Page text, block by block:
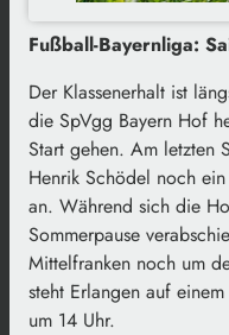
Fußball-Bayernliga:
Der Klassenerhalt ist
die SpVgg Bayern Hof
Start gehen. Am letzten
Henrik Schödel noch
an. Während sich die
Sommerpause
Mittelfranken noch um
steht Erlangen auf
um 14 Uhr.